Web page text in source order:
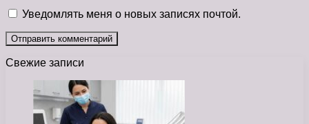
Уведомлять меня о новых записях почтой.
Свежие записи